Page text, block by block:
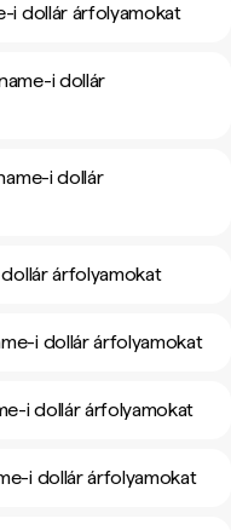
i dollár árfolyamokat
i dollár
i dollár
árfolyamokat
i dollár árfolyamokat
i dollár árfolyamokat
i dollár árfolyamokat